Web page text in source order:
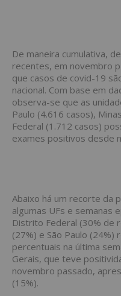
De maneira cumulativa,
recentes, em novembro
que casos de covid-19
nacional. Com base em
observa-se que as
Paulo (4.616 casos),
Federal (1.712 casos)
exames positivos desde
Abaixo há um recorte da
algumas UFs e semanas
Distrito Federal (30% de
(27%) e São Paulo
percentuais na última
Gerais, que teve
novembro passado,
(15%).